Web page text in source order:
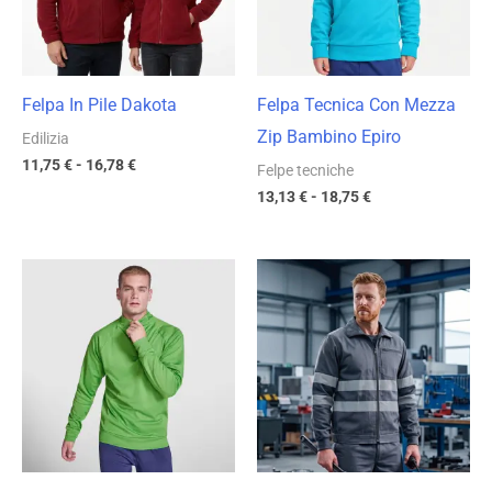
Felpa In Pile Dakota
Edilizia
11,75€- 16,78€
Felpa Tecnica Con Mezza
Zip Bambino Epiro
Felpe tecniche
13,13€- 18,75€
Fascia
di
prezzo:
da
14,50 €
a
20,72 €
Fascia
di
prezzo:
da
15,57 €
a
22,24 €